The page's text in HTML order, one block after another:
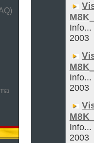
Info...
2003
Info...
2003
Info...
2003